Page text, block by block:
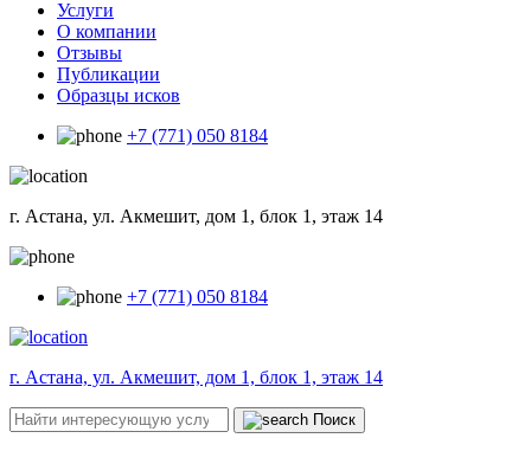
Услуги
О компании
Отзывы
Публикации
Образцы исков
+7 (771) 050 8184
г. Астана, ул. Акмешит, дом 1, блок 1, этаж 14
+7 (771) 050 8184
г. Астана, ул. Акмешит, дом 1, блок 1, этаж 14
Поиск